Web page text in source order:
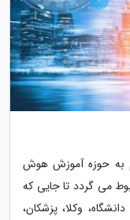
به حوزه آموزش هوش
می گردد تا جایی که
وکلا، پزشکان،